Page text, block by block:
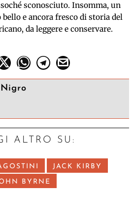
sconosciuto. Insomma, un
bello e ancora fresco di storia del
da leggere e conservare.
ALTRO SU:
JACK KIRBY
BYRNE